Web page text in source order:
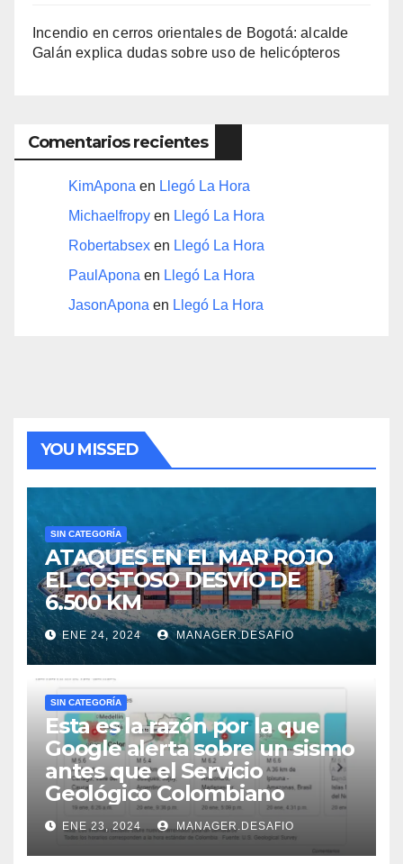
Incendio en cerros orientales de Bogotá: alcalde
Galán explica dudas sobre uso de helicópteros
Comentarios recientes
KimApona en Llegó La Hora
Michaelfropy en Llegó La Hora
Robertabsex en Llegó La Hora
PaulApona en Llegó La Hora
JasonApona en Llegó La Hora
YOU MISSED
SIN CATEGORÍA
ATAQUES EN EL MAR ROJO
EL COSTOSO DESVÍO DE
6.500 KM
ENE 24, 2024 MANAGER.DESAFIO
SIN CATEGORÍA
Esta es la razón por la que
Google alerta sobre un sismo
antes que el Servicio
Geológico Colombiano
ENE 23, 2024 MANAGER.DESAFIO